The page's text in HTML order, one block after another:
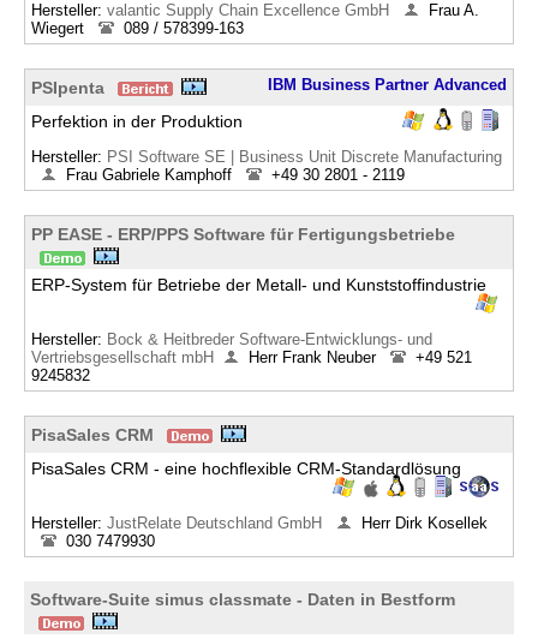
Hersteller: valantic Supply Chain Excellence GmbH
Frau A.
Wiegert
089 / 578399-163
PSIpenta IBM Business Partner Advanced
Perfektion in der Produktion
Hersteller: PSI Software SE | Business Unit Discrete Manufacturing
Frau Gabriele Kamphoff
+49 30 2801 - 2119
PP EASE - ERP/PPS Software für Fertigungsbetriebe
ERP-System für Betriebe der Metall- und Kunststoffindustrie
Hersteller: Bock & Heitbreder Software-Entwicklungs- und
Vertriebsgesellschaft mbH
Herr Frank Neuber
+49 521
9245832
PisaSales CRM
PisaSales CRM - eine hochflexible CRM-Standardlösung
Hersteller: JustRelate Deutschland GmbH
Herr Dirk Kosellek
030 7479930
Software-Suite simus classmate - Daten in Bestform